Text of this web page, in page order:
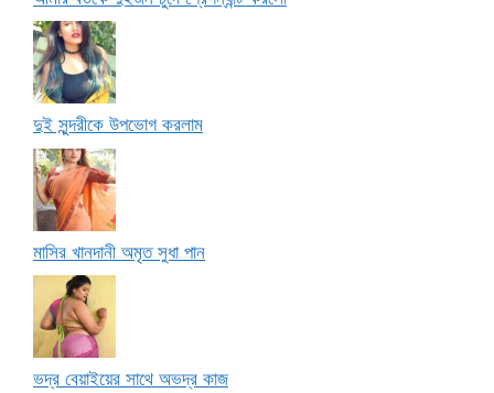
দুই সুন্দরীকে উপভোগ করলাম
মাসির খানদানী অমৃত সুধা পান
ভদ্র বেয়াইয়ের সাথে অভদ্র কাজ